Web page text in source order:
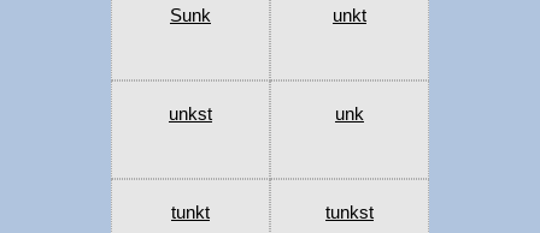
Sunk unkt
unkst unk
tunkt tunkst